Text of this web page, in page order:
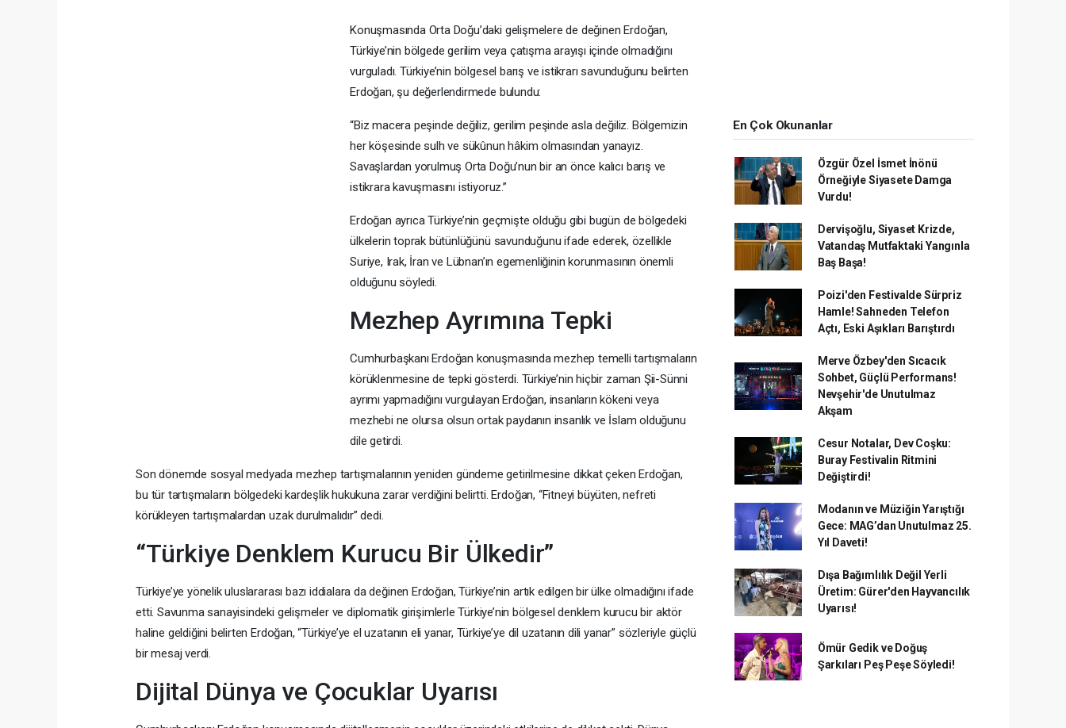
Konuşmasında Orta Doğu’daki gelişmelere de değinen Erdoğan,
Türkiye’nin bölgede gerilim veya çatışma arayışı içinde olmadığını
vurguladı. Türkiye’nin bölgesel barış ve istikrarı savunduğunu belirten
Erdoğan, şu değerlendirmede bulundu:
“Biz macera peşinde değiliz, gerilim peşinde asla değiliz. Bölgemizin
her köşesinde sulh ve sükûnun hâkim olmasından yanayız.
Savaşlardan yorulmuş Orta Doğu’nun bir an önce kalıcı barış ve
istikrara kavuşmasını istiyoruz.”
Erdoğan ayrıca Türkiye’nin geçmişte olduğu gibi bugün de bölgedeki
ülkelerin toprak bütünlüğünü savunduğunu ifade ederek, özellikle
Suriye, Irak, İran ve Lübnan’ın egemenliğinin korunmasının önemli
olduğunu söyledi.
Mezhep Ayrımına Tepki
Cumhurbaşkanı Erdoğan konuşmasında mezhep temelli tartışmaların
körüklenmesine de tepki gösterdi. Türkiye’nin hiçbir zaman Şii-Sünni
ayrımı yapmadığını vurgulayan Erdoğan, insanların kökeni veya
mezhebi ne olursa olsun ortak paydanın insanlık ve İslam olduğunu
dile getirdi.
Son dönemde sosyal medyada mezhep tartışmalarının yeniden gündeme getirilmesine dikkat çeken Erdoğan,
bu tür tartışmaların bölgedeki kardeşlik hukukuna zarar verdiğini belirtti. Erdoğan, “Fitneyi büyüten, nefreti
körükleyen tartışmalardan uzak durulmalıdır” dedi.
“Türkiye Denklem Kurucu Bir Ülkedir”
Türkiye’ye yönelik uluslararası bazı iddialara da değinen Erdoğan, Türkiye’nin artık edilgen bir ülke olmadığını ifade
etti. Savunma sanayisindeki gelişmeler ve diplomatik girişimlerle Türkiye’nin bölgesel denklem kurucu bir aktör
haline geldiğini belirten Erdoğan, “Türkiye’ye el uzatanın eli yanar, Türkiye’ye dil uzatanın dili yanar” sözleriyle güçlü
bir mesaj verdi.
Dijital Dünya ve Çocuklar Uyarısı
En Çok Okunanlar
Özgür Özel İsmet İnönü
Örneğiyle Siyasete Damga
Vurdu!
Dervişoğlu, Siyaset Krizde,
Vatandaş Mutfaktaki Yangınla
Baş Başa!
Poizi'den Festivalde Sürpriz
Hamle! Sahneden Telefon
Açtı, Eski Aşıkları Barıştırdı
Merve Özbey'den Sıcacık
Sohbet, Güçlü Performans!
Nevşehir'de Unutulmaz
Akşam
Cesur Notalar, Dev Coşku:
Buray Festivalin Ritmini
Değiştirdi!
Modanın ve Müziğin Yarıştığı
Gece: MAG’dan Unutulmaz 25.
Yıl Daveti!
Dışa Bağımlılık Değil Yerli
Üretim: Gürer'den Hayvancılık
Uyarısı!
Ömür Gedik ve Doğuş
Şarkıları Peş Peşe Söyledi!